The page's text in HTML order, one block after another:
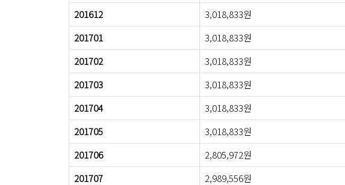
201612
3,018,833원
201701
3,018,833원
201702
3,018,833원
201703
3,018,833원
201704
3,018,833원
201705
3,018,833원
201706
2,805,972원
201707
2,989,556원